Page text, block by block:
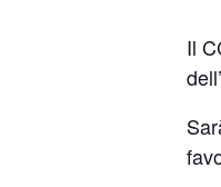
Il